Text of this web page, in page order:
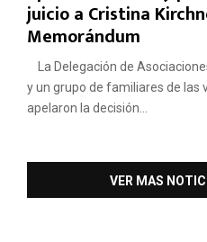
juicio a Cristina
Memorándum
La Delegación de
y un grupo de familiares de las
apelaron la decisión...
VER MAS